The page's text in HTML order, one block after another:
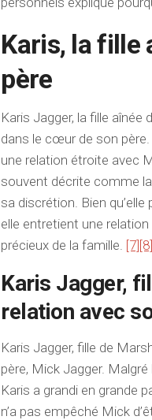
Karis, la fille
père
Karis Jagger, la fille aînée
dans le cœur de son
une relation étroite avec
souvent décrite comme
sa discrétion. Bien
elle entretient une
précieux de la famille. [7] [8]
Karis Jagger,
relation avec
Karis Jagger, fille de
père, Mick Jagger.
Karis a grandi en grande
n’a pas empêché Mick